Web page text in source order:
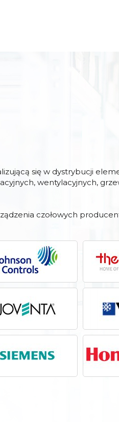
się w dystrybucji
wentylacyjnych,
czołowych